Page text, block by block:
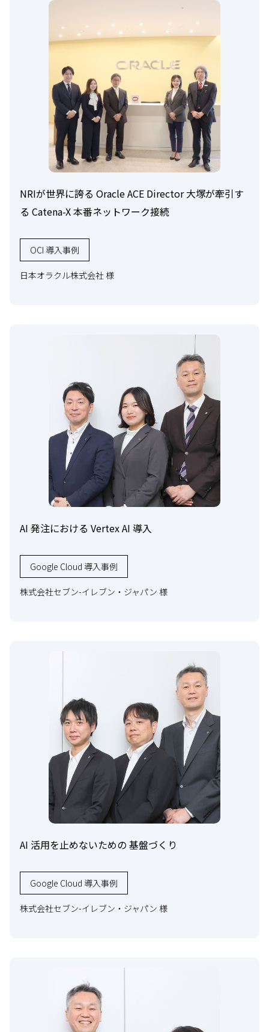
NRIが世界に誇る Oracle ACE Director 大塚が牽引す
る Catena-X 本番ネットワーク接続
OCI 導入事例
日本オラクル株式会社 様
AI 発注における Vertex AI 導入
Google Cloud 導入事例
株式会社セブン-イレブン・ジャパン 様
AI 活用を止めないための 基盤づくり
Google Cloud 導入事例
株式会社セブン-イレブン・ジャパン 様